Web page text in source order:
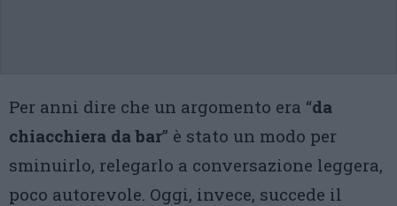
Per anni dire che un argomento era “da
chiacchiera da bar” è stato un modo per
sminuirlo, relegarlo a conversazione leggera,
poco autorevole. Oggi, invece, succede il